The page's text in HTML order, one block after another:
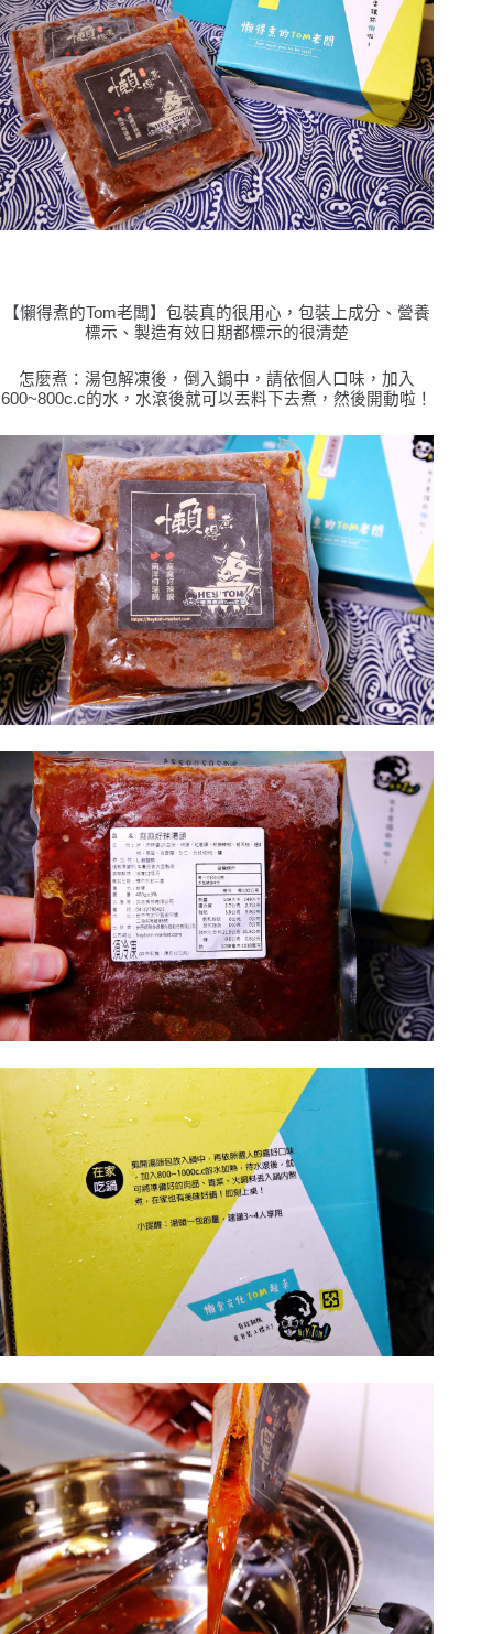
【懶得煮的Tom老闆】包裝真的很用心，包裝上成分、營養
標示、製造有效日期都標示的很清楚
怎麼煮：湯包解凍後，倒入鍋中，請依個 ⼈口 味，加入
600~800c.c的⽔ ， ⽔滾後就可以丟料下去煮，然後開動啦！